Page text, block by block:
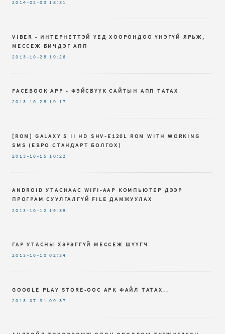
2014-02-03 18:31
VIBER - ИНТЕРНЕТТЭЙ ҮЕД ХООРОНДОО ҮНЭГҮЙ ЯРЬЖ,
МЕССЕЖ БИЧДЭГ АПП
2013-10-28 19:26
FACEBOOK APP - ФЭЙСБҮҮК САЙТЫН АПП ТАТАХ
2013-10-28 19:17
[ROM] GALAXY S II HD SHV-E120L ROM WITH WORKING
SMS (ЕВРО СТАНДАРТ БОЛГОХ)
2013-10-15 10:22
ANDROID УТАСНААС WIFI-ААР КОМПЬЮТЕР ДЭЭР
ПРОГРАМ СУУЛГАЛГҮЙ FILE ДАМЖУУЛАХ
2013-10-12 19:38
ГАР УТАСНЫ ХЭРЭГГҮЙ МЕССЕЖ ШҮҮГЧ
2013-10-10 02:34
GOOGLE PLAY STORE-ООС APK ФАЙЛ ТАТАХ..
2013-07-31 09:37